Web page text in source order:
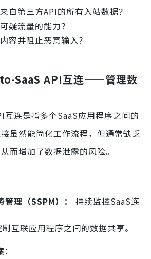
自第三方API的所有入站数据？
疑流量的能力？
容并阻止恶意输入？
SaaS API互连——管理数
互连是指多个SaaS应用程序之间的
虽然能简化工作流程，但通常缺乏
而增加了数据泄露的风险。
理（SSPM）：
持续监控SaaS连
制互联应用程序之间的数据共享。